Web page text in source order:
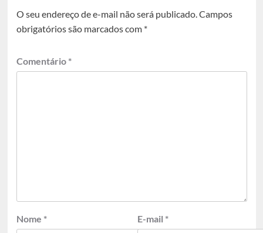
O seu endereço de e-mail não será publicado.Campos
obrigatórios são marcados com *
Comentário *
Nome * E-mail *